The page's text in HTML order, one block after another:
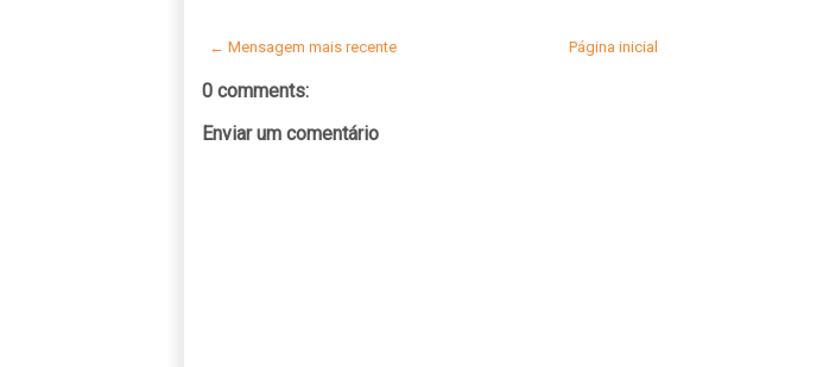
← Mensagem mais recente Página inicial
0 comments:
Enviar um comentário